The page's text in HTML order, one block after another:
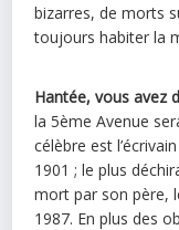
bizarres, de morts
toujours habiter la
Hantée, vous avez
la 5ème Avenue
célèbre est
1901 ; le plus
mort par son père,
1987. En plus des